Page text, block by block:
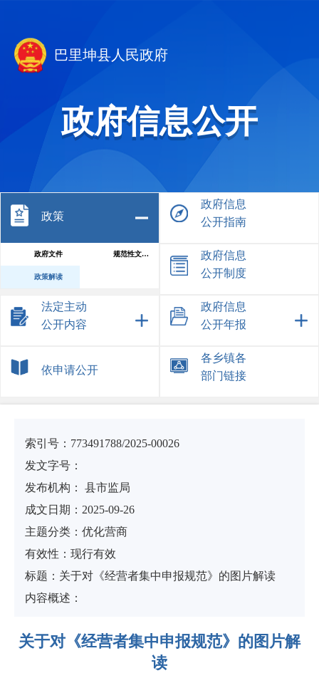
巴里坤县人民政府
政府信息公开
政策
政府文件 规范性文件库
政策解读
政府信息
公开指南
政府信息
公开制度
法定主动
公开内容
政府信息
公开年报
依申请公开
各乡镇各
部门链接
索引号： 773491788/2025-00026
发文字号：
发布机构：
县市监局
成文日期： 2025-09-26
主题分类： 优化营商
有效性： 现行有效
标题： 关于对《经营者集中申报规范》的图片解读
内容概述：
关于对《经营者集中申报规范》的图片解
读